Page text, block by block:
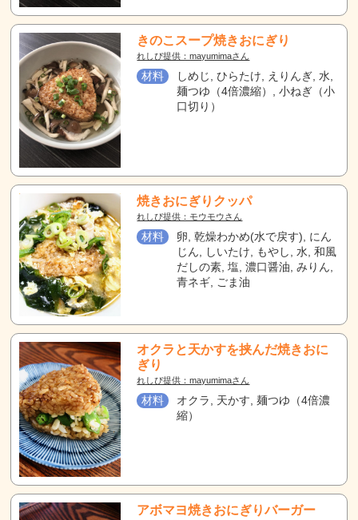
きのこスープ焼きおにぎり
れしぴ提供：mayumimaさん
材料
しめじ, ひらたけ, えりんぎ, 水,
麺つゆ（4倍濃縮）, 小ねぎ（小
口切り）
焼きおにぎりクッパ
れしぴ提供：モウモウさん
材料
卵, 乾燥わかめ(水で戻す), にん
じん, しいたけ, もやし, 水, 和風
だしの素, 塩, 濃口醤油, みりん,
青ネギ, ごま油
オクラと天かすを挟んだ焼きおに
ぎり
れしぴ提供：mayumimaさん
材料
オクラ, 天かす, 麺つゆ（4倍濃
縮）
アボマヨ焼きおにぎりバーガー